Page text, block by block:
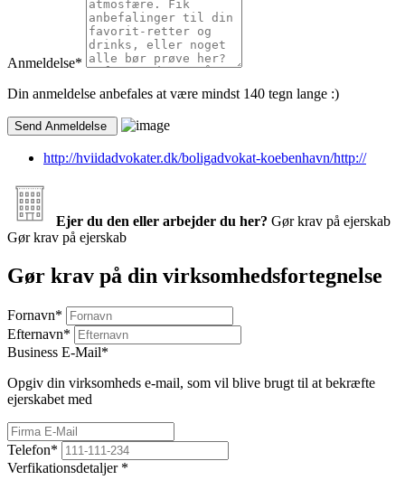
Anmeldelse*
Din anmeldelse anbefales at være mindst 140 tegn lange :)
http://hviidadvokater.dk/boligadvokat-koebenhavn/http://
Ejer du den eller arbejder du her? Gør krav på ejerskab
Gør krav på ejerskab
Gør krav på din virksomhedsfortegnelse
Fornavn*
Efternavn*
Business E-Mail*
Opgiv din virksomheds e-mail, som vil blive brugt til at bekræfte
ejerskabet med
Telefon*
Verfikationsdetaljer *